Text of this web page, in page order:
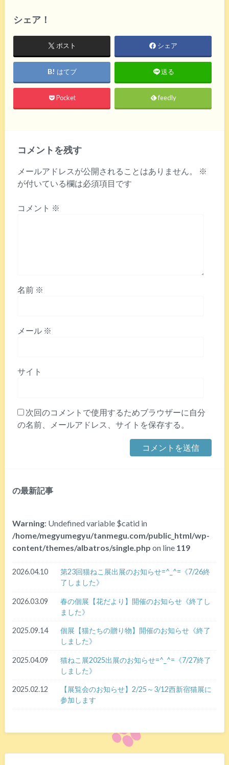
シェア！
ポスト シェア
はてブ 送る
Pocket feedly
コメントを残す
メールアドレスが公開されることはありません。
※
が付いている欄は必須項目です
コメント ※
名前 ※
メール ※
サイト
次回のコメントで使用するためブラウザーに自分
の名前、メールアドレス、サイトを保存する。
の最新記事
Warning: Undefined variable $catid in
/home/megyumegyu/tanmegu.com/public_html/wp-
content/themes/albatros/single.php on line 119
2026.04.10
第23回猫ねこ展出展のお知らせ=^_^=《7/26終
了しました》
2026.03.09
春の個展【花だより】開催のお知らせ《終了し
ました》
2025.09.14
個展【猫たちの贈り物】開催のお知らせ《終了
しました》
2025.04.09
猫ねこ展2025出展のお知らせ=^_^=《7/27終了
しました》
2025.02.12
【展覧会のお知らせ】2/25～3/12西新宿猫展に
参加します